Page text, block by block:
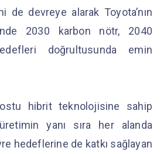
de devreye alarak Toyota’nın
2030 karbon nötr, 2040
doğrultusunda emin
hibrit teknolojisine sahip
yanı sıra her alanda
hedeflerine de katkı sağlayan